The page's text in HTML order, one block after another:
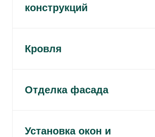
конструкций
Кровля
Отделка фасада
Установка окон и